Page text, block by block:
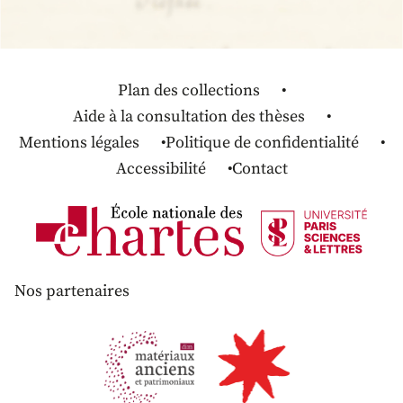
Plan des collections
Aide à la consultation des thèses
Mentions légales
Politique de confidentialité
Accessibilité
Contact
Nos partenaires